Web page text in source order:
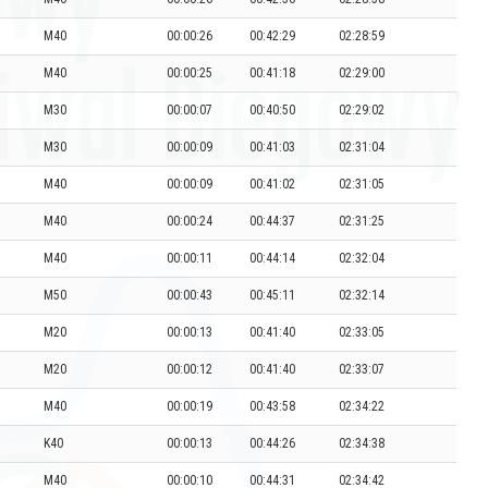
M40 00:00:26 00:42:29 02:28:59
M40 00:00:25 00:41:18 02:29:00
M30 00:00:07 00:40:50 02:29:02
M30 00:00:09 00:41:03 02:31:04
M40 00:00:09 00:41:02 02:31:05
M40 00:00:24 00:44:37 02:31:25
M40 00:00:11 00:44:14 02:32:04
M50 00:00:43 00:45:11 02:32:14
M20 00:00:13 00:41:40 02:33:05
M20 00:00:12 00:41:40 02:33:07
M40 00:00:19 00:43:58 02:34:22
K40 00:00:13 00:44:26 02:34:38
M40 00:00:10 00:44:31 02:34:42